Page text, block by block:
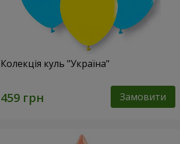
Колекція куль "Україна"
Замовити